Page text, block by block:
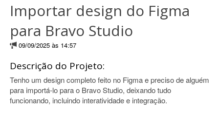
Importar design do Figma
para Bravo Studio
09/09/2025 às 14:57
Descrição do Projeto:
Tenho um design completo feito no Figma e preciso de alguém
para importá-lo para o Bravo Studio, deixando tudo
funcionando, incluindo interatividade e integração.